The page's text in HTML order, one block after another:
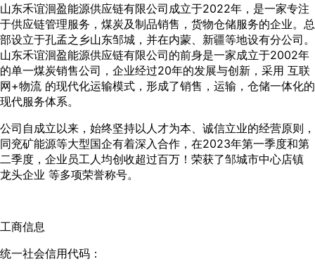
山东禾谊洄盈能源供应链有限公司成立于2022年，是一家专注
于供应链管理服务，煤炭及制品销售，货物仓储服务的企业。总
部设立于孔孟之乡山东邹城，并在内蒙、新疆等地设有分公司。
山东禾谊洄盈能源供应链有限公司的前身是一家成立于2002年
的单一煤炭销售公司，企业经过20年的发展与创新，采用 互联
网+物流 的现代化运输模式，形成了销售，运输，仓储一体化的
现代服务体系。
公司自成立以来，始终坚持以人才为本、诚信立业的经营原则，
同兖矿能源等大型国企有着深入合作，在2023年第一季度和第
二季度，企业员工人均创收超过百万！荣获了邹城市中心店镇
龙头企业 等多项荣誉称号。
工商信息
统一社会信用代码：